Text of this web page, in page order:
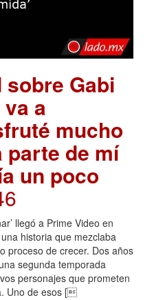
sobre Gabi
a
mucho
parte de mí
un poco
llegó a Prime Video en
historia que mezclaba
proceso de crecer. Dos años
segunda temporada
personajes que prometen
Uno de esos [